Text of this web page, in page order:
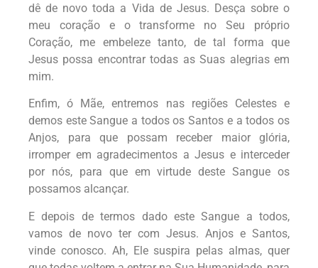
dê de novo toda a Vida de Jesus. Desça sobre o
meu coração e o transforme no Seu próprio
Coração, me embeleze tanto, de tal forma que
Jesus possa encontrar todas as Suas alegrias em
mim.
Enfim, ó Mãe, entremos nas regiões Celestes e
demos este Sangue a todos os Santos e a todos os
Anjos, para que possam receber maior glória,
irromper em agradecimentos a Jesus e interceder
por nós, para que em virtude deste Sangue os
possamos alcançar.
E depois de termos dado este Sangue a todos,
vamos de novo ter com Jesus. Anjos e Santos,
vinde conosco. Ah, Ele suspira pelas almas, quer